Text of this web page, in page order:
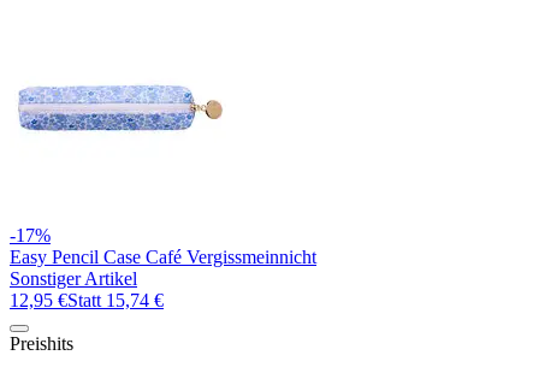
-17%
Easy Pencil Case Café Vergissmeinnicht
Sonstiger Artikel
12,95 €Statt 15,74 €
Preishits